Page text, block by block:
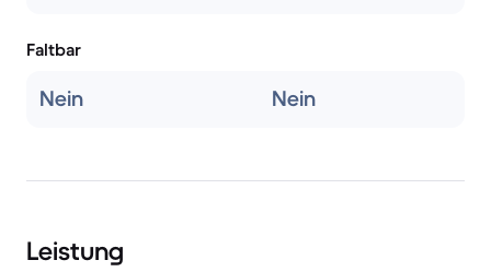
Faltbar
Nein Nein
Leistung